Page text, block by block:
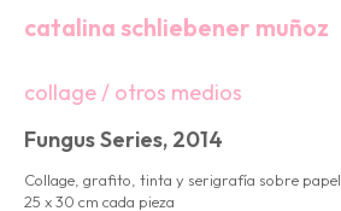
catalina schliebener muñoz
collage / otros medios
Fungus Series, 2014
Collage, grafito, tinta y serigrafía sobre papel
25 x 30 cm cada pieza